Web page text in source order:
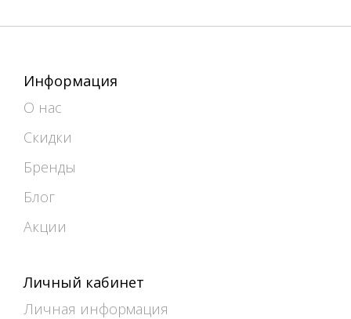
Информация
О нас
Скидки
Бренды
Блог
Акции
Личный кабинет
Личная информация